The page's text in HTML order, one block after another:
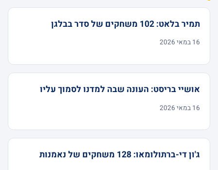
תמיר בלאט: 102 משחקים של סדר בבלגן
16 במאי 2026
אושיי בריסט: העונה שבה למדנו לסמוך עליו
16 במאי 2026
ג'ון די-ברתולומאו: 128 משחקים של נאמנות